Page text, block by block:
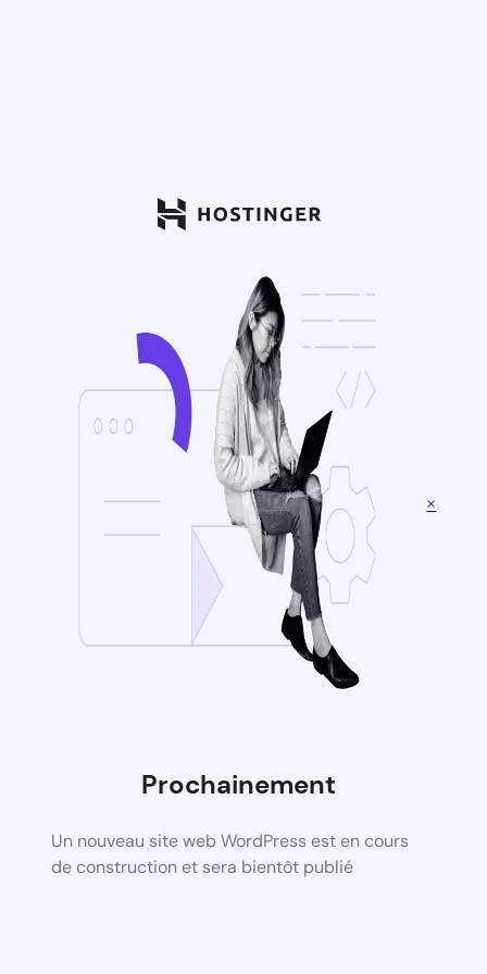
Prochainement
Un nouveau site web WordPress est en cours
de construction et sera bientôt publié
×